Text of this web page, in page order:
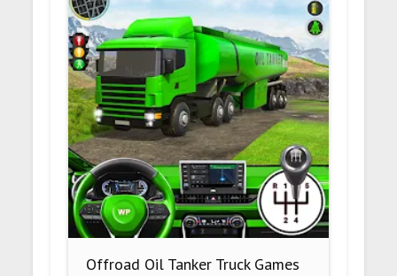
Offroad Oil Tanker Truck Games